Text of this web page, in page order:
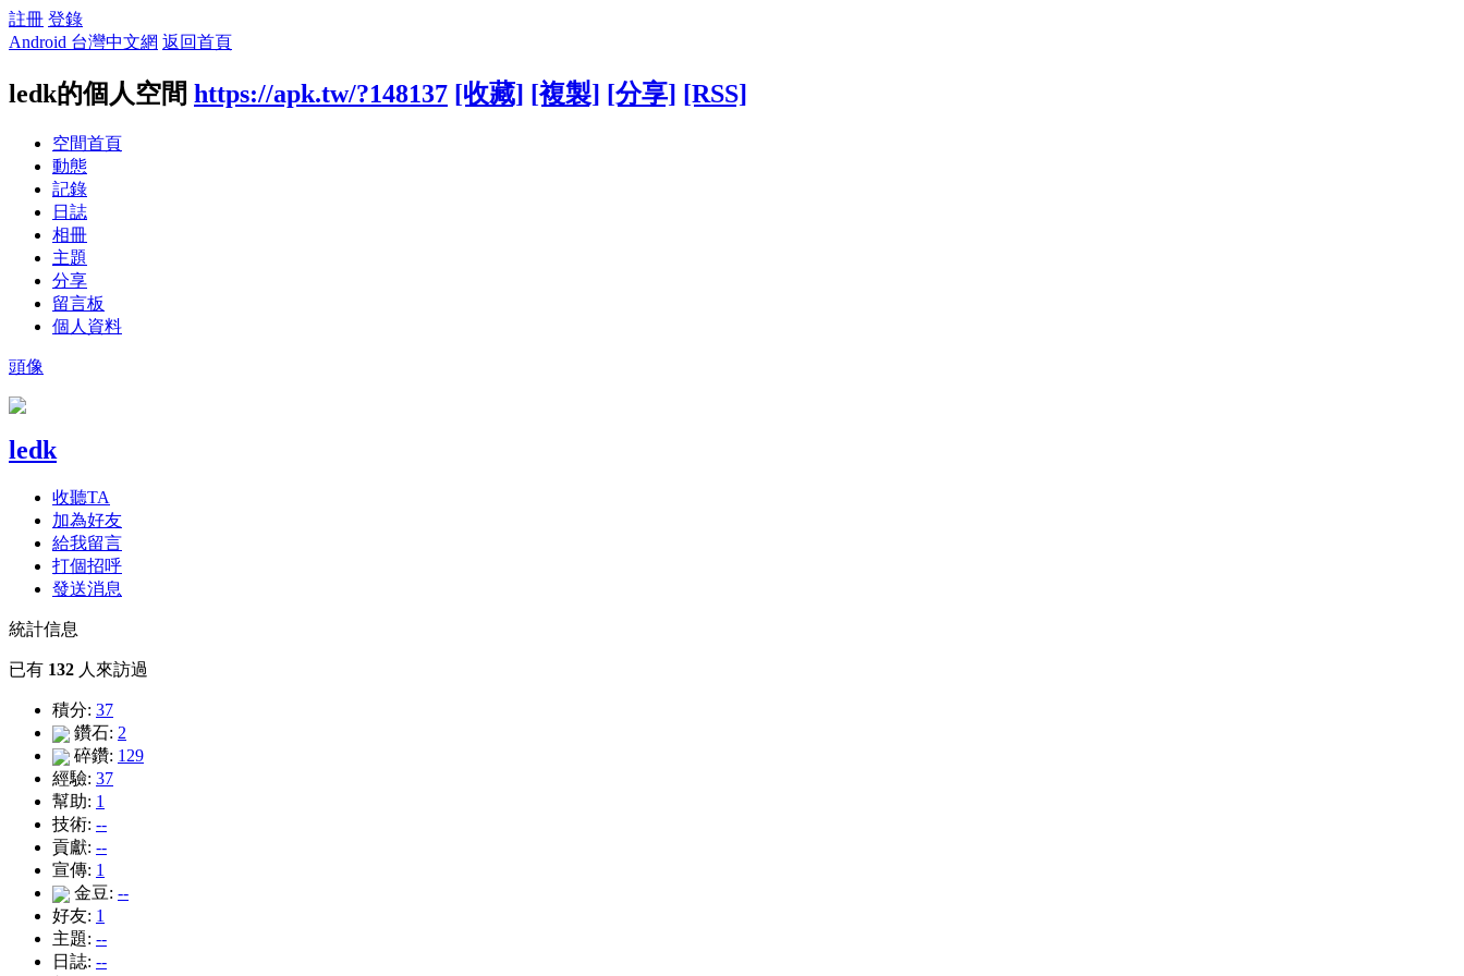
註冊 登錄
Android 台灣中文網 返回首頁
ledk的個人空間 https://apk.tw/?148137 [收藏] [複製] [分享] [RSS]
空間首頁
動態
記錄
日誌
相冊
主題
分享
留言板
個人資料
頭像
ledk
收聽TA
加為好友
給我留言
打個招呼
發送消息
統計信息
已有 132 人來訪過
積分: 37
鑽石: 2
碎鑽: 129
經驗: 37
幫助: 1
技術: --
貢獻: --
宣傳: 1
金豆: --
好友: 1
主題: --
日誌: --